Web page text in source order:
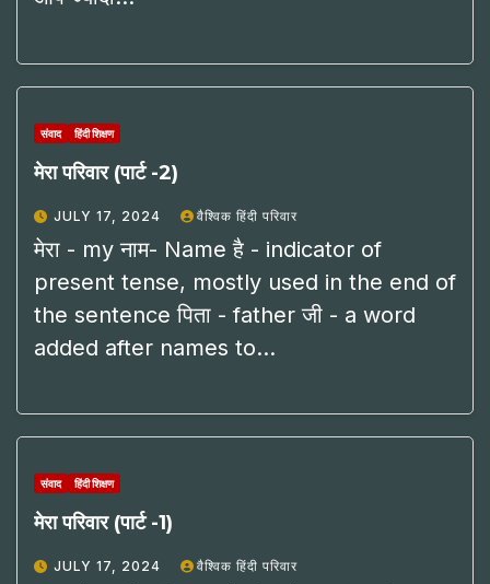
संवाद हिंदी शिक्षण
मेरा परिवार (पार्ट -2)
JULY 17, 2024 वैश्विक हिंदी परिवार
मेरा - my नाम- Name है - indicator of
present tense, mostly used in the end of
the sentence पिता - father जी - a word
added after names to…
संवाद हिंदी शिक्षण
मेरा परिवार (पार्ट -1)
JULY 17, 2024 वैश्विक हिंदी परिवार